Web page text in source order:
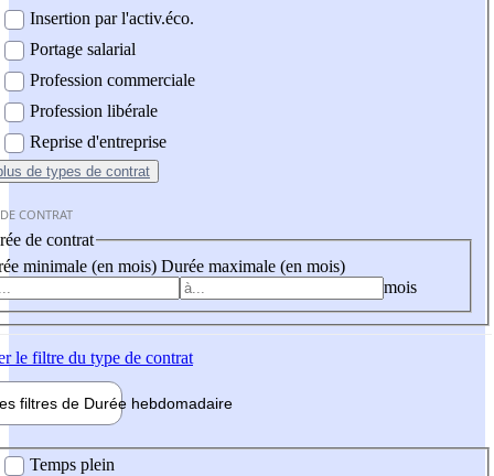
Insertion par l'activ.éco.
Portage salarial
Profession commerciale
Profession libérale
Reprise d'entreprise
de types de contrat
CONTRAT
de contrat
minimale (en mois) Durée maximale (en mois)
mois
le filtre du type de contrat
filtres de Durée hebdomadaire
Temps plein